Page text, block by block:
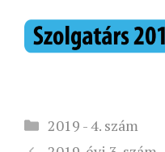
Kategória
2019 - 4. szám